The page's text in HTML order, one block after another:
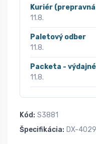
Kuriér
11.8.
Paletový odber
11.8.
Packeta -
11.8.
Kód: S3881
Špecifikácia: DX-